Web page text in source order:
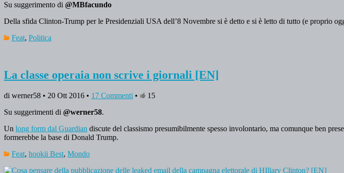
Su suggerimento di @MBfacundo
Della sfida Clinton-Trump per le Presidenziali USA dell’8 Novembre si è detto e si è letto di tutto (e proprio
Feat, Politica
La classe operaia non scrive i giornali [EN]
di werner58 • 20 Ott 2016 • 17 Commenti •
15
Su suggerimenti di @werner58.
Un long form dal Guardian discute del classismo presumibilmente spesso involontario, ma comunque ben
formerebbe la base di Donald Trump.
Feat, hookii Best, Mondo